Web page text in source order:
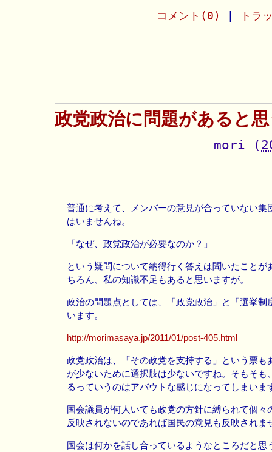
コメント(0) トラ
政党政治に問題があると
mori (
普通に考えて、メンバーの意見が合っていない集
はいませんね。
「なぜ、政党政治が必要なのか？」
という疑問について納得行く答えは聞いたことが
ちろん、私の知識不足もあると思いますが。
政治の問題点としては、「政党政治」と「選挙制
います。
http://morimasaya.jp/2011/01/post-405.html
政党政治は、「その政党を支持する」という票も
が少ないために選択肢は少ないですね。そもそも
るっていうのはアバウトな感じになってしまいま
国会議員が何人いても政党の方針に縛られて個々
反映されないのであれば国民の意見も反映されま
国会は何かを話し合っているようなところだと思